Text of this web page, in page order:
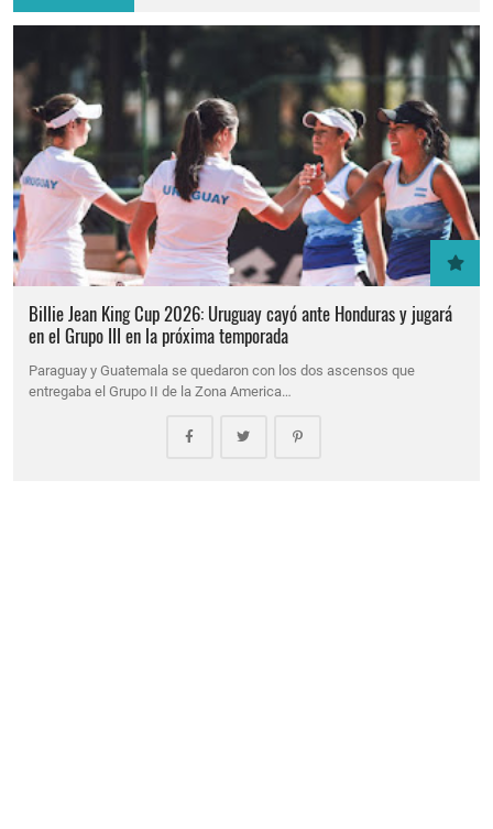
Billie Jean King Cup 2026: Uruguay cayó ante Honduras y jugará
en el Grupo III en la próxima temporada
Paraguay y Guatemala se quedaron con los dos ascensos que
entregaba el Grupo II de la Zona America…